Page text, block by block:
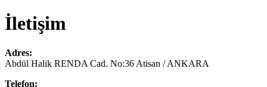
İletişim
Adres:
Abdül Halik RENDA Cad. No:36 Atisan / ANKARA
Telefon: